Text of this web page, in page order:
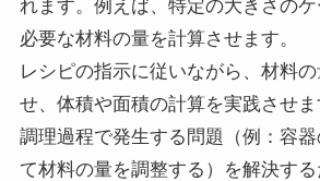
れます。例えば、特定の大きさの
必要な材料の量を計算させます。
レシピの指示に従いながら、材料
せ、体積や面積の計算を実践させま
調理過程で発生する問題（例：容
て材料の量を調整する）を解決す